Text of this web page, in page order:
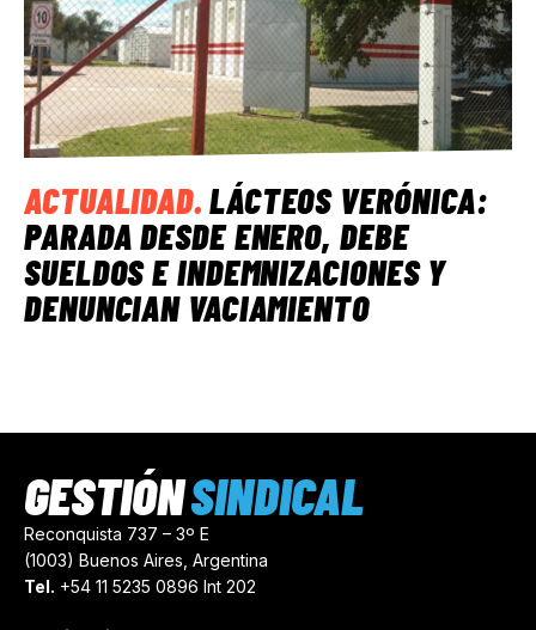
ACTUALIDAD.LÁCTEOS VERÓNICA:
PARADA DESDE ENERO, DEBE
SUELDOS E INDEMNIZACIONES Y
DENUNCIAN VACIAMIENTO
Reconquista 737 – 3º E
(1003) Buenos Aires, Argentina
Tel. +54 11 5235 0896 Int 202
GESTIÓNSINDICAL